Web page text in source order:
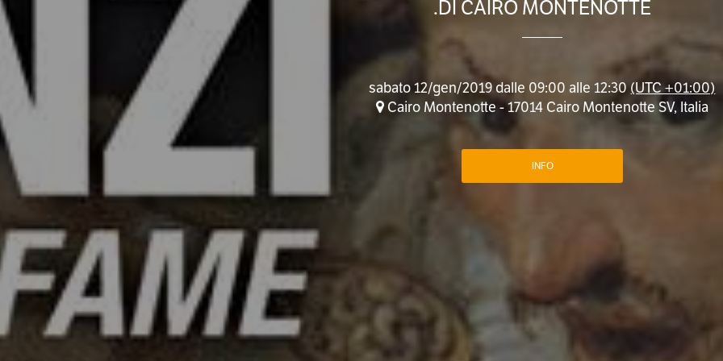
.DI CAIRO MONTENOTTE
sabato 12/gen/2019 dalle 09:00 alle 12:30(UTC +01:00)
Cairo Montenotte - 17014 Cairo Montenotte SV, Italia
INFO